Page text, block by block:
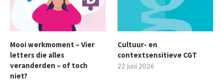
Mooi werkmoment – Vier
letters die alles
veranderden – of toch
niet?
Cultuur- en
contextsensitieve CGT
22 juni 2026